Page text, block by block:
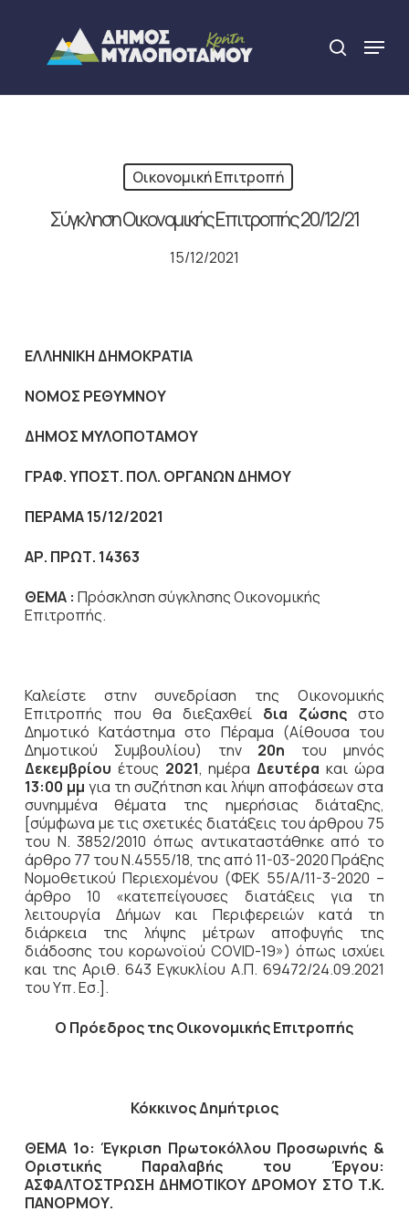
content
search
Menu
Οικονομική Επιτροπή
Σύγκληση Οικονομικής Επιτροπής 20/12/21
15/12/2021
ΕΛΛΗΝΙΚΗ ΔΗΜΟΚΡΑΤΙΑ
NOMOΣ ΡΕΘΥΜΝΟΥ
ΔΗΜΟΣ ΜΥΛΟΠΟΤΑΜΟΥ
ΓΡΑΦ. ΥΠΟΣΤ. ΠΟΛ. ΟΡΓΑΝΩΝ ΔΗΜΟΥ
ΠΕΡΑΜΑ 15/12/2021
ΑΡ. ΠΡΩΤ. 14363
ΘΕΜΑ : Πρόσκληση σύγκλησης Οικονομικής
Επιτροπής.
Καλείστε στην συνεδρίαση της Οικονομικής
Επιτροπής που θα διεξαχθεί δια ζώσηςστο
Δημοτικό Κατάστημα στο Πέραμα (Αίθουσα του
Δημοτικού Συμβουλίου) την20η του μηνός
Δεκεμβρίου έτους 2021, ημέραΔευτέρακαι ώρα
13:00 μμ για τη συζήτηση και λήψη αποφάσεων στα
συνημμένα θέματα της ημερήσιας διάταξης,
[σύμφωνα με τις σχετικές διατάξεις του άρθρου 75
του Ν. 3852/2010 όπως αντικαταστάθηκε από το
άρθρο 77 του Ν.4555/18, της από 11-03-2020 Πράξης
Νομοθετικού Περιεχομένου (ΦΕΚ 55/Α/11-3-2020 –
άρθρο 10 «κατεπείγουσες διατάξεις για τη
λειτουργία Δήμων και Περιφερειών κατά τη
διάρκεια της λήψης μέτρων αποφυγής της
διάδοσης του κορωνοϊού COVID-19») όπως ισχύει
και της Αριθ. 643 Εγκυκλίου Α.Π. 69472/24.09.2021
του Υπ. Εσ.].
Ο Πρόεδροςτης Οικονομικής Επιτροπής
Κόκκινος Δημήτριος
ΘΕΜΑ 1ο: Έγκριση Πρωτοκόλλου Προσωρινής &
Οριστικής Παραλαβής του Έργου:
ΑΣΦΑΛΤΟΣΤΡΩΣΗ ΔΗΜΟΤΙΚΟΥ ΔΡΟΜΟΥ ΣΤΟ Τ.Κ.
ΠΑΝΟΡΜΟΥ.
Close